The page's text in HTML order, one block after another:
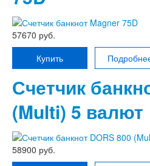
57670 руб.
Купить
Счетчик
(Multi) 5 валют
58900 руб.